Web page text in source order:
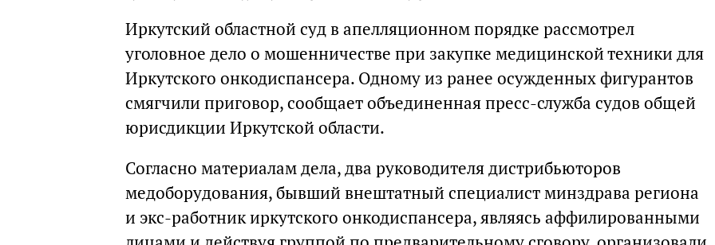
Иркутский областной суд в апелляционном порядке рассмотрел
уголовное дело о мошенничестве при закупке медицинской техники для
Иркутского онкодиспансера. Одному из ранее осужденных фигурантов
смягчили приговор, сообщает объединенная пресс-служба судов общей
юрисдикции Иркутской области.
Согласно материалам дела, два руководителя дистрибьюторов
медоборудования, бывший внештатный специалист минздрава региона
и экс-работник иркутского онкодиспансера, являясь аффилированными